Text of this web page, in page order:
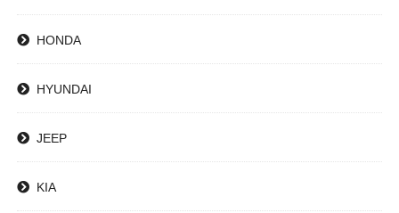
HONDA
HYUNDAI
JEEP
KIA